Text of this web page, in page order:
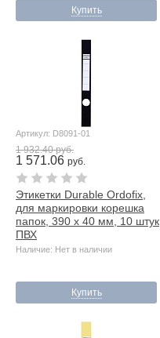
Купить
Артикул: D8091-01
1 932.40 руб.
1 571.06 руб.
Этикетки Durable Ordofix,
для маркировки корешка
папок, 390 х 40 мм, 10 штук,
ПВХ
Наличие: Нет в наличии
Купить